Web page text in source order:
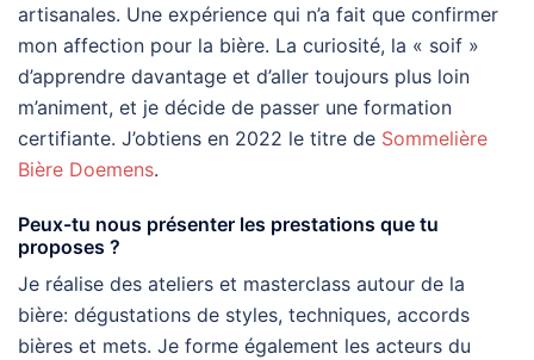
artisanales. Une expérience qui n’a fait que confirmer
mon affection pour la bière. La curiosité, la « soif »
d’apprendre davantage et d’aller toujours plus loin
m’animent, et je décide de passer une formation
certifiante. J’obtiens en 2022 le titre de Sommelière
Bière Doemens.
Peux-tu nous présenter les prestations que tu
proposes ?
Je réalise des ateliers et masterclass autour de la
bière: dégustations de styles, techniques, accords
bières et mets. Je forme également les acteurs du